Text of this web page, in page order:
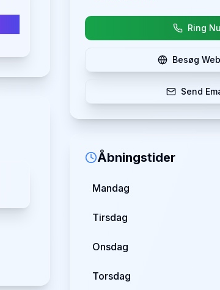
Ring Nu
Besøg
Send
Åbningstider
Mandag
Tirsdag
Onsdag
Torsdag